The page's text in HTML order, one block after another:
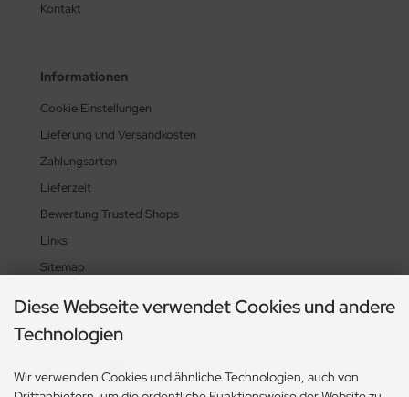
Kontakt
Informationen
Cookie Einstellungen
Lieferung und Versandkosten
Zahlungsarten
Lieferzeit
Bewertung Trusted Shops
Links
Sitemap
Zahlungsmethoden
Diese Webseite verwendet Cookies und andere
Technologien
Wir verwenden Cookies und ähnliche Technologien, auch von